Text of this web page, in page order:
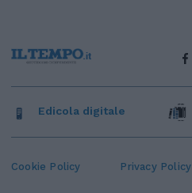
Cookie Policy Privacy Policy
Edicola digitale